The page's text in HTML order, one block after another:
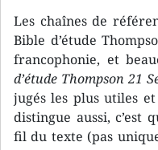
Les chaînes de
Bible d’étude
francophonie, et
d’étude Thompson 21
jugés les plus utiles
distingue aussi, c’est
fil du texte (pas